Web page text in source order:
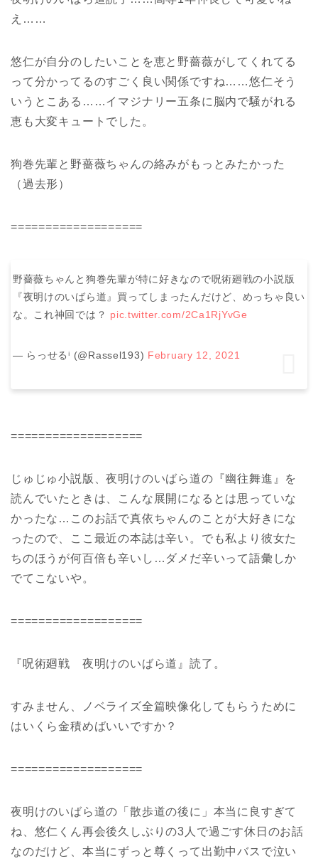
え……
悠仁が自分のしたいことを恵と野薔薇がしてくれてる
って分かってるのすごく良い関係ですね……悠仁そう
いうとこある……イマジナリー五条に脳内で騒がれる
恵も大変キュートでした。
狗巻先輩と野薔薇ちゃんの絡みがもっとみたかった
（過去形）
===================
野薔薇ちゃんと狗巻先輩が特に好きなので呪術廻戦の小説版
『夜明けのいばら道』買ってしまったんだけど、めっちゃ良い
な。これ神回では？ pic.twitter.com/2Ca1RjYvGe
— らっせるⁱ (@Rassel193) February 12, 2021
===================
じゅじゅ小説版、夜明けのいばら道の『幽往舞進』を
読んでいたときは、こんな展開になるとは思っていな
かったな…このお話で真依ちゃんのことが大好きにな
ったので、ここ最近の本誌は辛い。でも私より彼女た
ちのほうが何百倍も辛いし…ダメだ辛いって語彙しか
でてこないや。
===================
『呪術廻戦 夜明けのいばら道』読了。
すみません、ノベライズ全篇映像化してもらうために
はいくら金積めばいいですか？
===================
夜明けのいばら道の「散歩道の後に」本当に良すぎて
ね、悠仁くん再会後久しぶりの3人で過ごす休日のお話
なのだけど、本当にずっと尊くって出勤中バスで泣い